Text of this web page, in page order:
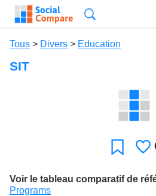
Tous > Divers > Education
SIT
Favori
Voir le tableau comparatif de
Programs